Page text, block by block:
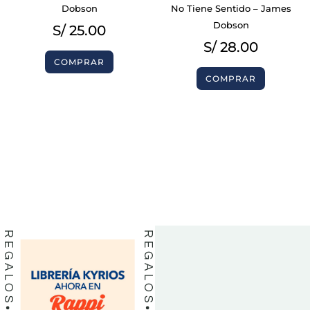
Dobson
S/25.00
COMPRAR
No Tiene Sentido – James
Dobson
S/28.00
COMPRAR
REGALOS
REGALOS